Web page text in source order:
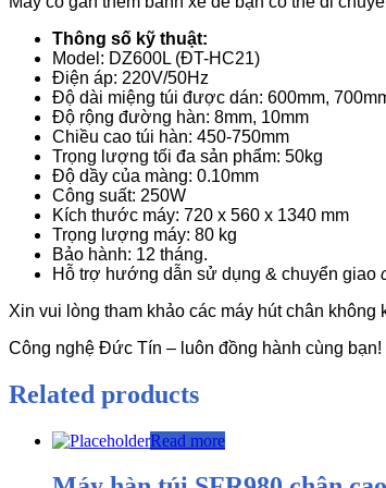
Thông số kỹ thuật:
Model: DZ600L (ĐT-HC21)
Điện áp: 220V/50Hz
Độ dài miệng túi được dán: 600mm,
Độ rộng đường hàn: 8mm, 10mm
Chiều cao túi hàn: 450-750mm
Trọng lượng tối đa sản phẩm: 50kg
Độ dầy của màng: 0.10mm
Công suất: 250W
Kích thước máy: 720 x 560 x 1340 mm
Trọng lượng máy: 80 kg
Bảo hành: 12 tháng.
Hỗ trợ hướng dẫn sử dụng & chuyển giao
Xin vui lòng tham khảo các máy hút chân không
Công nghệ Đức Tín – luôn đồng hành cùng bạn!
Related products
Read more